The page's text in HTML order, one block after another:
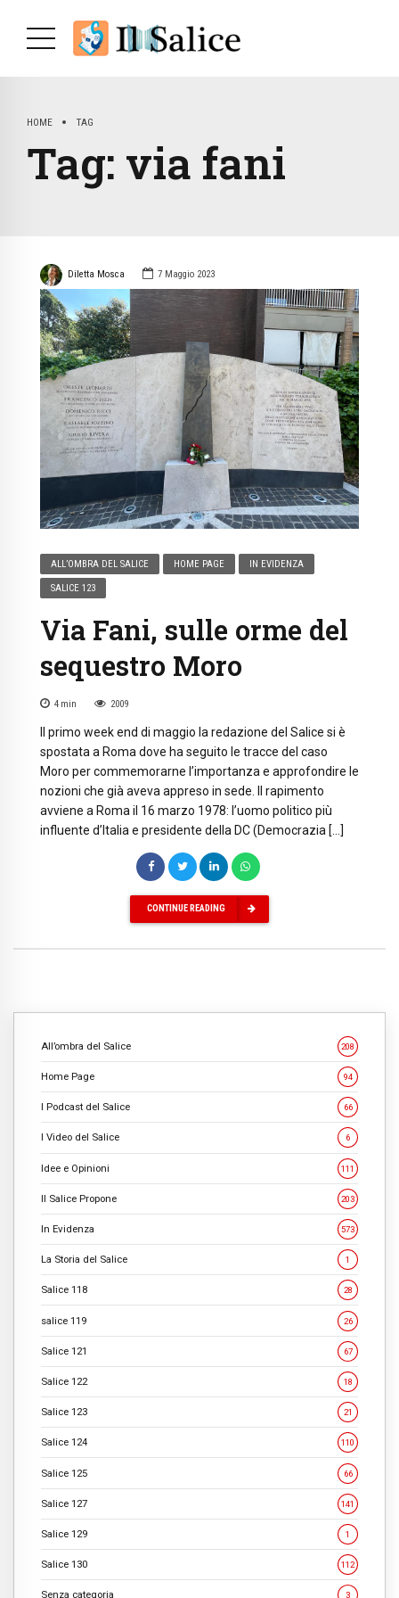
HOME TAG
Tag: via fani
Diletta Mosca 7 Maggio 2023
ALL’OMBRA DEL SALICE HOME PAGE IN EVIDENZA
SALICE 123
Via Fani, sulle orme del
sequestro Moro
4 min 2009
Il primo week end di maggio la redazione del Salice si è
spostata a Roma dove ha seguito le tracce del caso
Moro per commemorarne l’importanza e approfondire le
nozioni che già aveva appreso in sede. Il rapimento
avviene a Roma il 16 marzo 1978: l’uomo politico più
influente d’Italia e presidente della DC (Democrazia […]
CONTINUE READING
All’ombra del Salice 208
Home Page 94
I Podcast del Salice 66
I Video del Salice 6
Idee e Opinioni 111
Il Salice Propone 203
In Evidenza 573
La Storia del Salice 1
Salice 118 28
salice 119 26
Salice 121 67
Salice 122 18
Salice 123 21
Salice 124 110
Salice 125 66
Salice 127 141
Salice 129 1
Salice 130 112
Senza categoria 3